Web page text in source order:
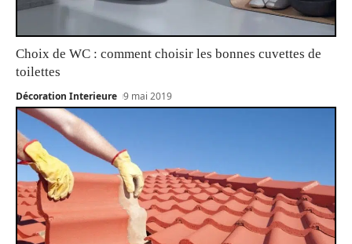
Choix de WC : comment choisir les bonnes cuvettes de
toilettes
Décoration Interieure 9 mai 2019